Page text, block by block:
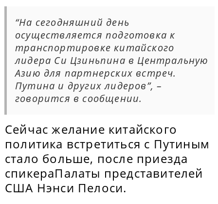
“На сегодняшний день
осуществляется подготовка к
транспортировке китайского
лидера Си Цзиньпина в Центральную
Азию для партнерских встреч.
Путина и других лидеров”, –
говорится в сообщении.
Сейчас желание китайского
политика встретиться с Путиным
стало больше, после приезда
спикераПалаты представителей
США Нэнси Пелоси.